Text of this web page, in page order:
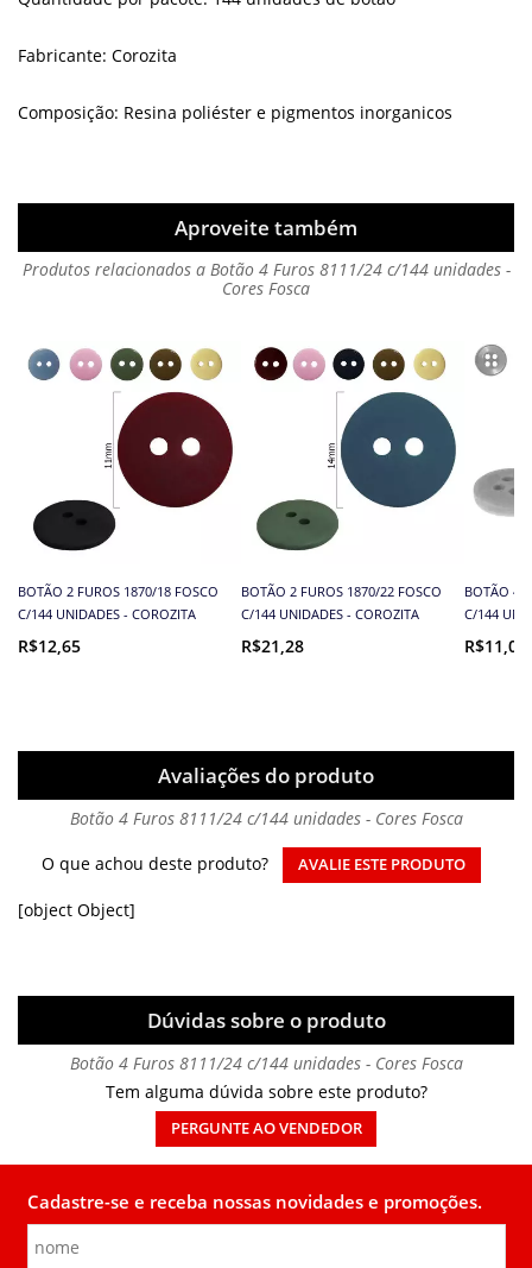
Fabricante: Corozita
Composição: Resina poliéster e pigmentos inorganicos
Aproveite também
Produtos relacionados a Botão 4 Furos 8111/24 c/144 unidades -
Cores Fosca
BOTÃO 2 FUROS 1870/18 FOSCO
C/144 UNIDADES - COROZITA
R$12,65
BOTÃO 2 FUROS 1870/22 FOSCO
C/144 UNIDADES - COROZITA
R$21,28
BOTÃO 4
C/144
R$11,04
Avaliações do produto
Botão 4 Furos 8111/24 c/144 unidades - Cores Fosca
O que achou deste produto?
AVALIE ESTE PRODUTO
[object Object]
Dúvidas sobre o produto
Botão 4 Furos 8111/24 c/144 unidades - Cores Fosca
Tem alguma dúvida sobre este produto?
PERGUNTE AO VENDEDOR
Cadastre-se e receba nossas novidades e promoções.